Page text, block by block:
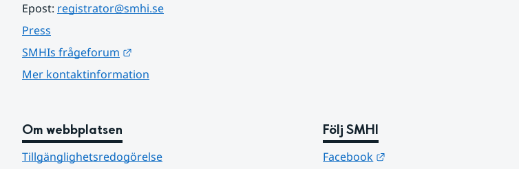
Epost: registrator@smhi.se
Press
SMHIs frågeforum
Mer kontaktinformation
Om webbplatsen
Tillgänglighetsredogörelse
Följ SMHI
Facebook